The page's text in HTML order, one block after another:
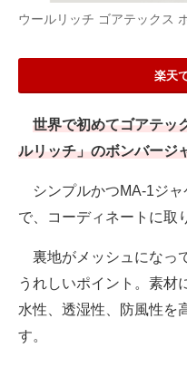
ウールリッチ ゴアテックス
楽天
世界で初めてゴアテッ
ルリッチ」のボンバージ
シンプルかつMA-1ジャ
で、コーディネートに取
裏地がメッシュになっ
うれしいポイント。素材
水性、透湿性、防風性を
す。